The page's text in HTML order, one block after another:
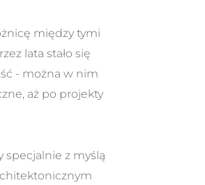
między tymi
lata stało się
- można w nim
aż po projekty
z myślą